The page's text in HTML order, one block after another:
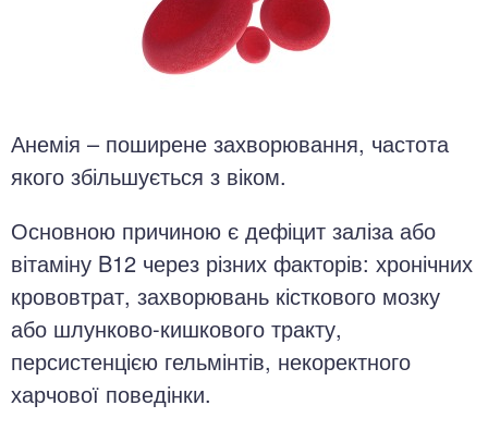
Анемія – поширене захворювання, частота
якого збільшується з віком.
Основною причиною є дефіцит заліза або
вітаміну B12 через різних факторів: хронічних
крововтрат, захворювань кісткового мозку
або шлунково-кишкового тракту,
персистенцією гельмінтів, некоректного
харчової поведінки.